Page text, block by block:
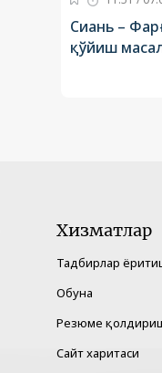
Сиань –
қўйиш
Хизматлар
Тадбирлар
Обуна
Резюме
Сайт харитаси